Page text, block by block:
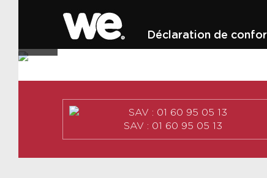
Déclaration de
SAV : 01 60 95 05 13